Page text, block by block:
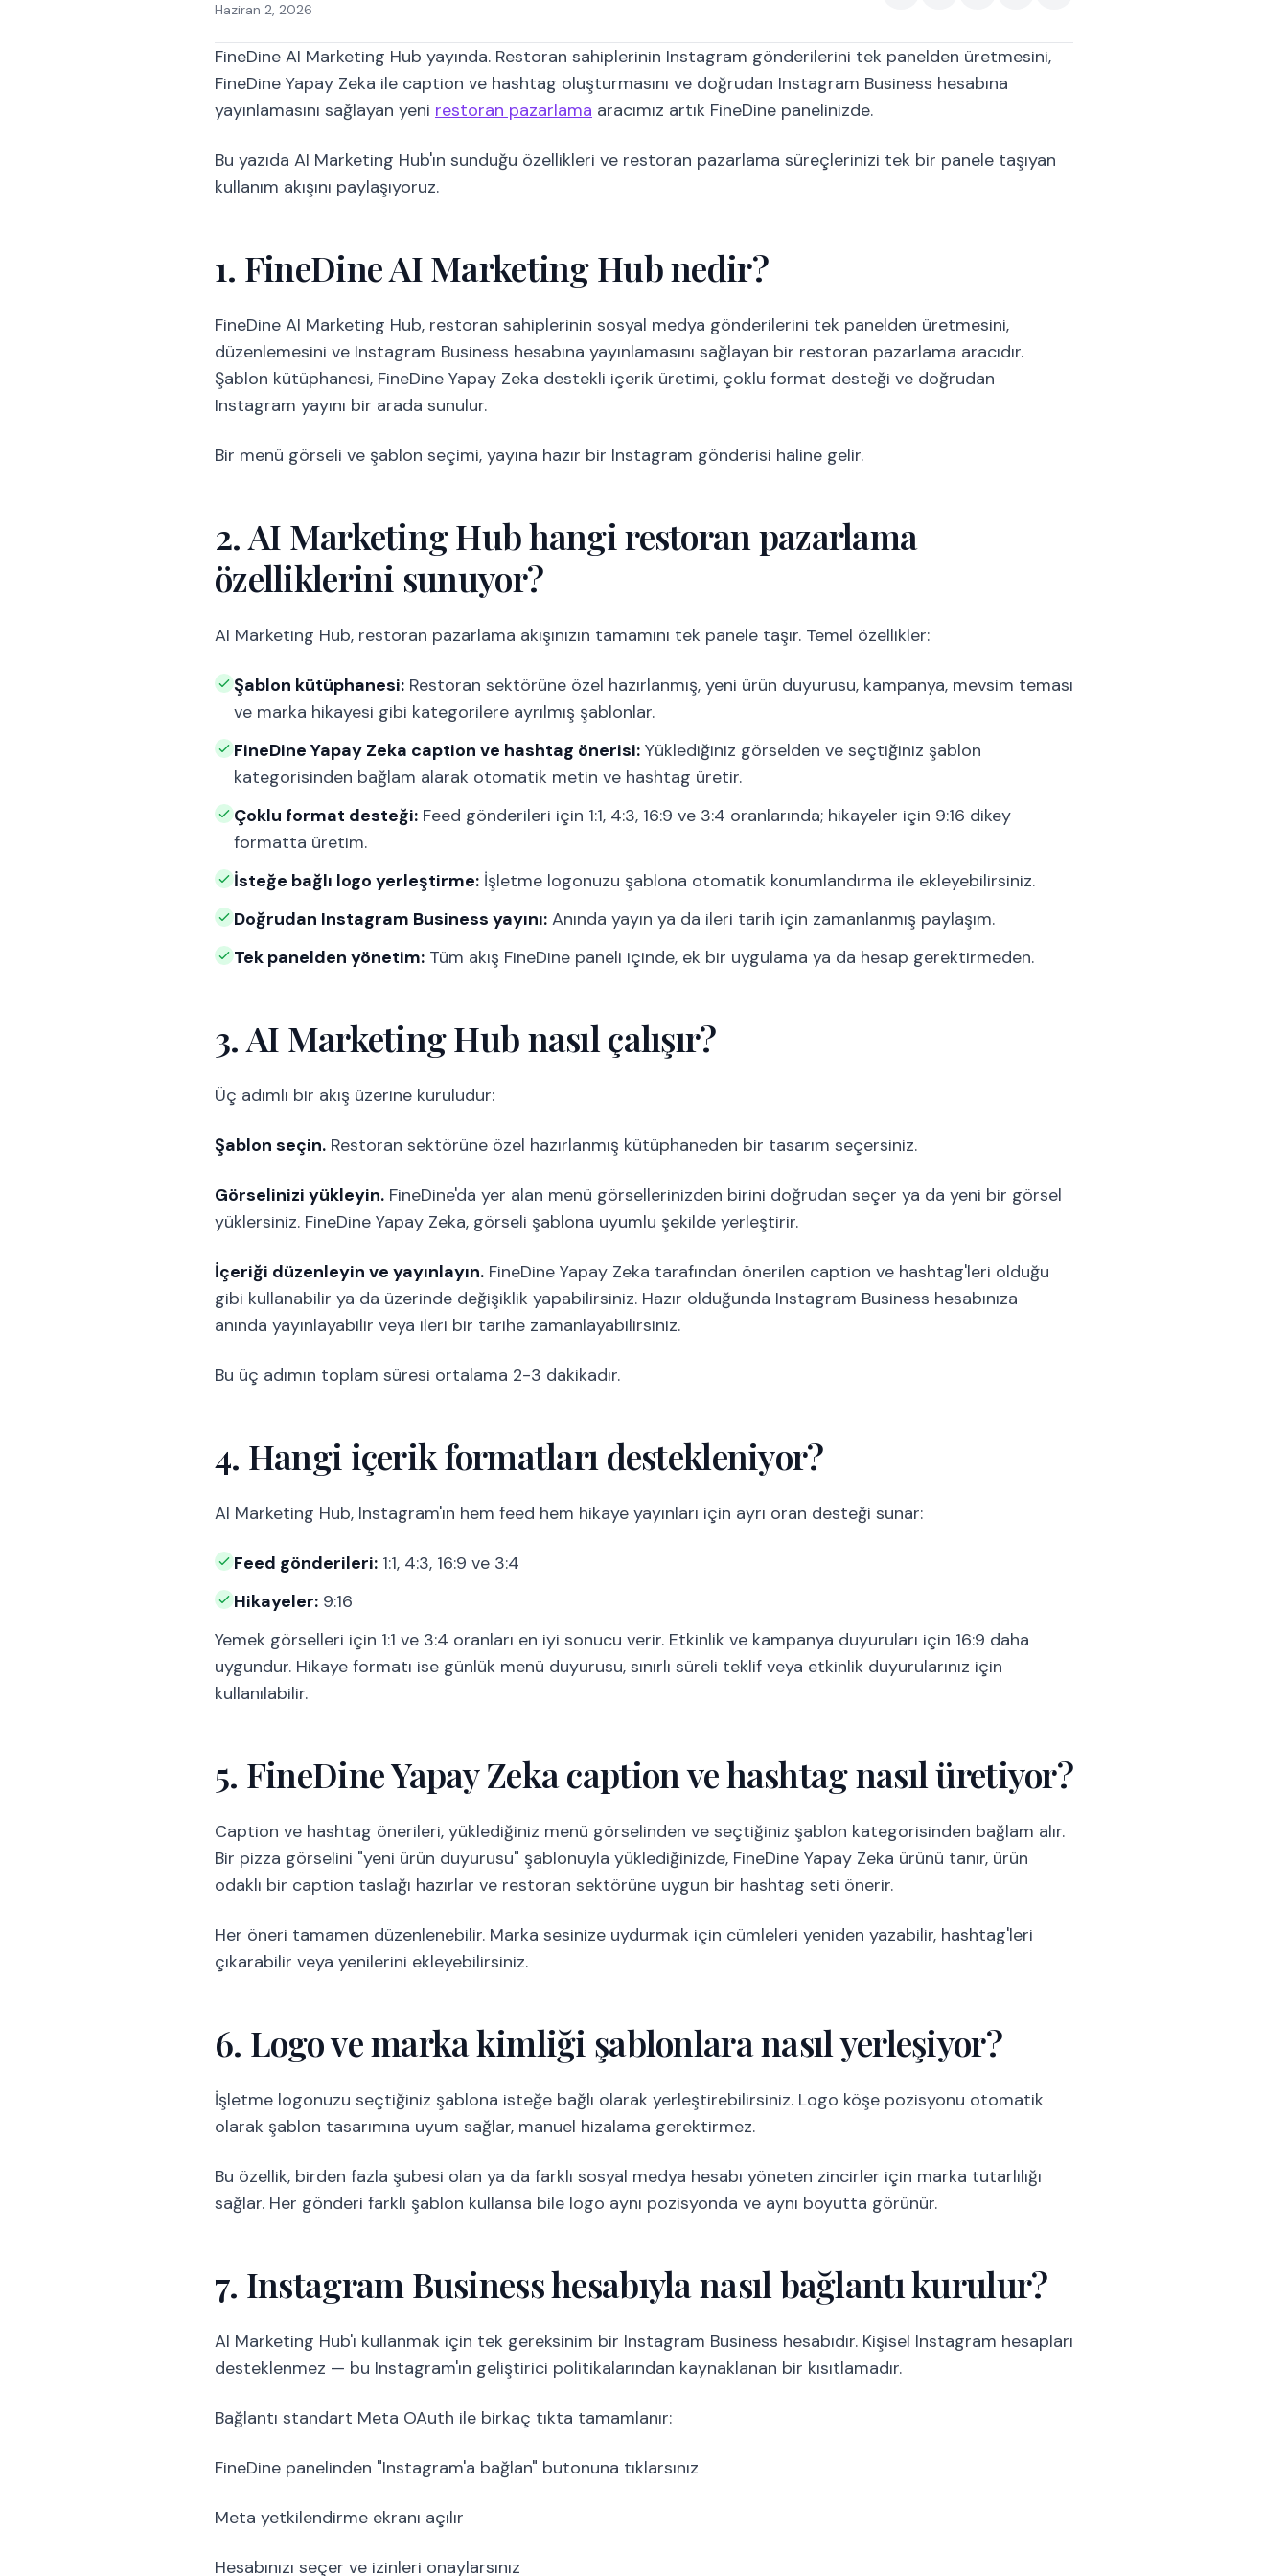
Haziran 2, 2026
FineDine AI Marketing Hub yayında. Restoran sahiplerinin Instagram gönderilerini tek panelden üretmesini,
FineDine Yapay Zeka ile caption ve hashtag oluşturmasını ve doğrudan Instagram Business hesabına
yayınlamasını sağlayan yeni restoran pazarlama aracımız artık FineDine panelinizde.
Bu yazıda AI Marketing Hub'ın sunduğu özellikleri ve restoran pazarlama süreçlerinizi tek bir panele taşıyan
kullanım akışını paylaşıyoruz.
1. FineDine AI Marketing Hub nedir?
FineDine AI Marketing Hub, restoran sahiplerinin sosyal medya gönderilerini tek panelden üretmesini,
düzenlemesini ve Instagram Business hesabına yayınlamasını sağlayan bir restoran pazarlama aracıdır.
Şablon kütüphanesi, FineDine Yapay Zeka destekli içerik üretimi, çoklu format desteği ve doğrudan
Instagram yayını bir arada sunulur.
Bir menü görseli ve şablon seçimi, yayına hazır bir Instagram gönderisi haline gelir.
2. AI Marketing Hub hangi restoran pazarlama
özelliklerini sunuyor?
AI Marketing Hub, restoran pazarlama akışınızın tamamını tek panele taşır. Temel özellikler:
Şablon kütüphanesi: Restoran sektörüne özel hazırlanmış, yeni ürün duyurusu, kampanya, mevsim teması
ve marka hikayesi gibi kategorilere ayrılmış şablonlar.
FineDine Yapay Zeka caption ve hashtag önerisi: Yüklediğiniz görselden ve seçtiğiniz şablon
kategorisinden bağlam alarak otomatik metin ve hashtag üretir.
Çoklu format desteği: Feed gönderileri için 1:1, 4:3, 16:9 ve 3:4 oranlarında; hikayeler için 9:16 dikey
formatta üretim.
İsteğe bağlı logo yerleştirme: İşletme logonuzu şablona otomatik konumlandırma ile ekleyebilirsiniz.
Doğrudan Instagram Business yayını: Anında yayın ya da ileri tarih için zamanlanmış paylaşım.
Tek panelden yönetim: Tüm akış FineDine paneli içinde, ek bir uygulama ya da hesap gerektirmeden.
3. AI Marketing Hub nasıl çalışır?
Üç adımlı bir akış üzerine kuruludur:
Şablon seçin. Restoran sektörüne özel hazırlanmış kütüphaneden bir tasarım seçersiniz.
Görselinizi yükleyin. FineDine'da yer alan menü görsellerinizden birini doğrudan seçer ya da yeni bir görsel
yüklersiniz. FineDine Yapay Zeka, görseli şablona uyumlu şekilde yerleştirir.
İçeriği düzenleyin ve yayınlayın. FineDine Yapay Zeka tarafından önerilen caption ve hashtag'leri olduğu
gibi kullanabilir ya da üzerinde değişiklik yapabilirsiniz. Hazır olduğunda Instagram Business hesabınıza
anında yayınlayabilir veya ileri bir tarihe zamanlayabilirsiniz.
Bu üç adımın toplam süresi ortalama 2-3 dakikadır.
4. Hangi içerik formatları destekleniyor?
AI Marketing Hub, Instagram'ın hem feed hem hikaye yayınları için ayrı oran desteği sunar:
Feed gönderileri: 1:1, 4:3, 16:9 ve 3:4
Hikayeler: 9:16
Yemek görselleri için 1:1 ve 3:4 oranları en iyi sonucu verir. Etkinlik ve kampanya duyuruları için 16:9 daha
uygundur. Hikaye formatı ise günlük menü duyurusu, sınırlı süreli teklif veya etkinlik duyurularınız için
kullanılabilir.
5. FineDine Yapay Zeka caption ve hashtag nasıl üretiyor?
Caption ve hashtag önerileri, yüklediğiniz menü görselinden ve seçtiğiniz şablon kategorisinden bağlam alır.
Bir pizza görselini "yeni ürün duyurusu" şablonuyla yüklediğinizde, FineDine Yapay Zeka ürünü tanır, ürün
odaklı bir caption taslağı hazırlar ve restoran sektörüne uygun bir hashtag seti önerir.
Her öneri tamamen düzenlenebilir. Marka sesinize uydurmak için cümleleri yeniden yazabilir, hashtag'leri
çıkarabilir veya yenilerini ekleyebilirsiniz.
6. Logo ve marka kimliği şablonlara nasıl yerleşiyor?
İşletme logonuzu seçtiğiniz şablona isteğe bağlı olarak yerleştirebilirsiniz. Logo köşe pozisyonu otomatik
olarak şablon tasarımına uyum sağlar, manuel hizalama gerektirmez.
Bu özellik, birden fazla şubesi olan ya da farklı sosyal medya hesabı yöneten zincirler için marka tutarlılığı
sağlar. Her gönderi farklı şablon kullansa bile logo aynı pozisyonda ve aynı boyutta görünür.
7. Instagram Business hesabıyla nasıl bağlantı kurulur?
AI Marketing Hub'ı kullanmak için tek gereksinim bir Instagram Business hesabıdır. Kişisel Instagram hesapları
desteklenmez — bu Instagram'ın geliştirici politikalarından kaynaklanan bir kısıtlamadır.
Bağlantı standart Meta OAuth ile birkaç tıkta tamamlanır:
FineDine panelinden "Instagram'a bağlan" butonuna tıklarsınız
Meta yetkilendirme ekranı açılır
Hesabınızı seçer ve izinleri onaylarsınız